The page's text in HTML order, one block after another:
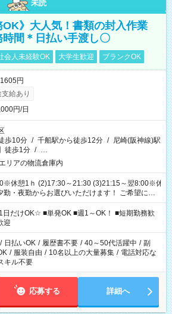
未読
OK》大人気！書類の封入作業
間＊日払い手渡し〇
会人未経験OK 大学生歓迎 ブランクOK
円
給あり
円/日
歩10分 / 千船駅から徒歩12分 / 尼崎(阪神線)駅
徒歩1分 / …
リアの物流倉庫内
休憩1ｈ (2)17:30～21:30 (3)21:15～翌8:00※休
勤・夜勤からお選びいただけます！ ご希望に合
【その他選べる勤務時間】 8-17
時/10-18時/11-21時/18-22時/20-翌4時/21-翌5
8時 ご自身のご都合で選んで頂ける完全自由シ
日だけOK☆ ■単発OK ■週1～OK！ ■短期勤務歓
迎
/ 日払いOK / 履歴書不要 / 40～50代活躍中 / 副
/ 服装自由 / 10名以上の大量募集 / 電話対応な
キル不要
応募する 詳細へ